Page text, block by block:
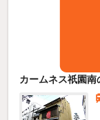
カームネス祇園南